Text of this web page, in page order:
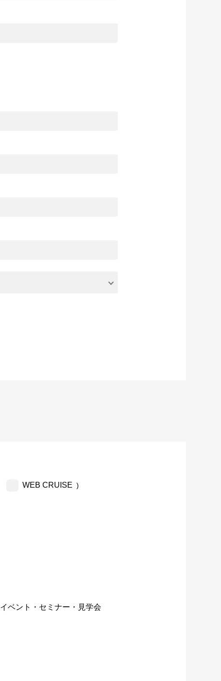
WEB CRUISE )
イベント・セミナー・見学会